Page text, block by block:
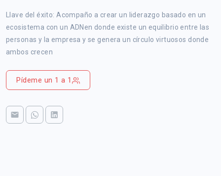
Llave del éxito: Acompaño a crear un liderazgo basado en un
ecosistema con un ADNen donde existe un equilibrio entre las
personas y la empresa y se genera un círculo virtuosos donde
ambos crecen
Pídeme un 1 a 1